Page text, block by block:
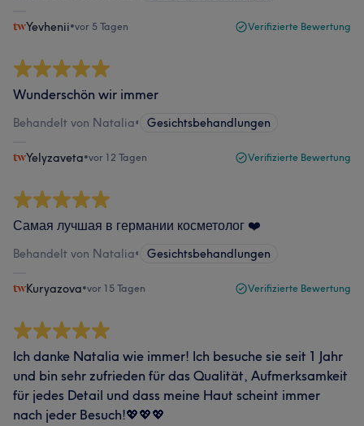
Yevhenii•vor 5 Tagen Verifizierte Bewertung
Wunderschön wir immer
Behandelt von Natalia• Gesichtsbehandlungen
Yelyzaveta•vor 12 Tagen Verifizierte Bewertung
Самая лучшая в германии косметолог ❤️
Behandelt von Natalia• Gesichtsbehandlungen
Kuryazova•vor 15 Tagen Verifizierte Bewertung
Ich danke Natalia wie immer! Ich besuche sie seit 1 Jahr
und bin sehr zufrieden für das Qualität, Aufmerksamkeit
für jedes Detail und dass meine Haut scheint immer
nach jeder Besuch!💖💖💖